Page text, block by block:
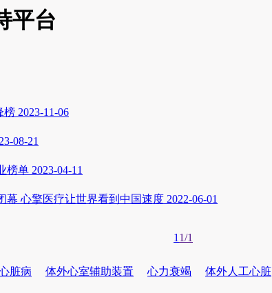
平台
榜 2023-11-06
08-21
榜单 2023-04-11
幕 心擎医疗让世界看到中国速度 2022-06-01
1 1/1
脏病 体外心室辅助装置 心力衰竭 体外人工心脏